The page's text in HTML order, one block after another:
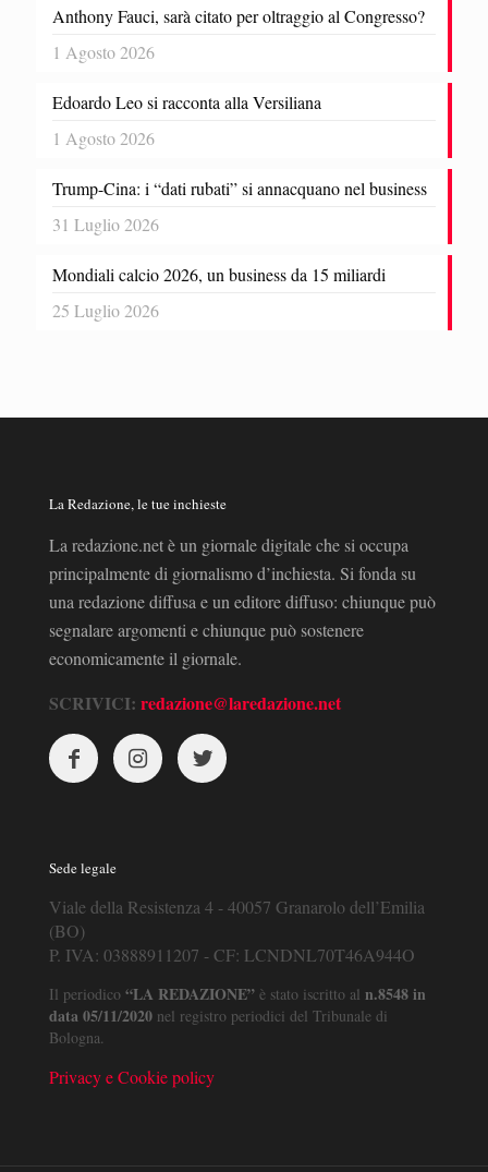
Anthony Fauci, sarà citato per oltraggio al Congresso?
1 Agosto 2026
Edoardo Leo si racconta alla Versiliana
1 Agosto 2026
Trump-Cina: i “dati rubati” si annacquano nel business
31 Luglio 2026
Mondiali calcio 2026, un business da 15 miliardi
25 Luglio 2026
La Redazione, le tue inchieste
La redazione.net è un giornale digitale che si occupa
principalmente di giornalismo d’inchiesta. Si fonda su
una redazione diffusa e un editore diffuso: chiunque può
segnalare argomenti e chiunque può sostenere
economicamente il giornale.
SCRIVICI: redazione@laredazione.net
Sede legale
Viale della Resistenza 4 - 40057 Granarolo dell’Emilia
(BO)
P. IVA: 03888911207 - CF: LCNDNL70T46A944O
Il periodico “LA REDAZIONE” è stato iscritto al n.8548 in
data 05/11/2020 nel registro periodici del Tribunale di
Bologna.
Privacy e Cookie policy